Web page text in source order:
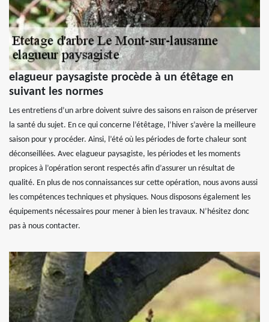
elagueur paysagiste procède à un étêtage en
suivant les normes
Les entretiens d’un arbre doivent suivre des saisons en raison de préserver
la santé du sujet. En ce qui concerne l’étêtage, l’hiver s’avère la meilleure
saison pour y procéder. Ainsi, l’été où les périodes de forte chaleur sont
déconseillées. Avec elagueur paysagiste, les périodes et les moments
propices à l’opération seront respectés afin d’assurer un résultat de
qualité. En plus de nos connaissances sur cette opération, nous avons aussi
les compétences techniques et physiques. Nous disposons également les
équipements nécessaires pour mener à bien les travaux. N’hésitez donc
pas à nous contacter.